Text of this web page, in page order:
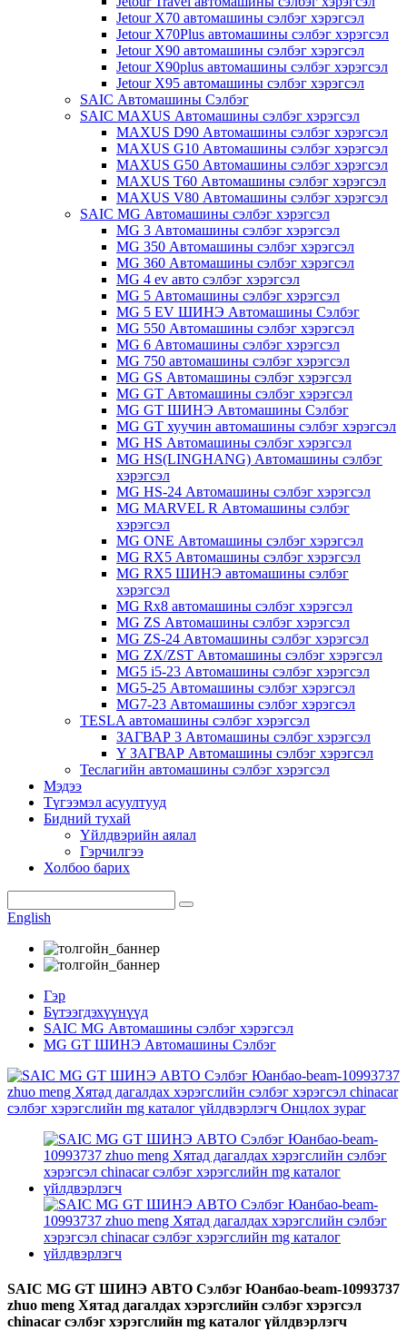
Jetour X70 автомашины сэлбэг хэрэгсэл
Jetour X70Plus автомашины сэлбэг хэрэгсэл
Jetour X90 автомашины сэлбэг хэрэгсэл
Jetour X90plus автомашины сэлбэг хэрэгсэл
Jetour X95 автомашины сэлбэг хэрэгсэл
SAIC Автомашины Сэлбэг
SAIC MAXUS Автомашины сэлбэг хэрэгсэл
MAXUS D90 Автомашины сэлбэг хэрэгсэл
MAXUS G10 Автомашины сэлбэг хэрэгсэл
MAXUS G50 Автомашины сэлбэг хэрэгсэл
MAXUS T60 Автомашины сэлбэг хэрэгсэл
MAXUS V80 Автомашины сэлбэг хэрэгсэл
SAIC MG Автомашины сэлбэг хэрэгсэл
MG 3 Автомашины сэлбэг хэрэгсэл
MG 350 Автомашины сэлбэг хэрэгсэл
MG 360 Автомашины сэлбэг хэрэгсэл
MG 4 ev авто сэлбэг хэрэгсэл
MG 5 Автомашины сэлбэг хэрэгсэл
MG 5 EV ШИНЭ Автомашины Сэлбэг
MG 550 Автомашины сэлбэг хэрэгсэл
MG 6 Автомашины сэлбэг хэрэгсэл
MG 750 автомашины сэлбэг хэрэгсэл
MG GS Автомашины сэлбэг хэрэгсэл
MG GT Автомашины сэлбэг хэрэгсэл
MG GT ШИНЭ Автомашины Сэлбэг
MG GT хуучин автомашины сэлбэг хэрэгсэл
MG HS Автомашины сэлбэг хэрэгсэл
MG HS(LINGHANG) Автомашины сэлбэг
хэрэгсэл
MG HS-24 Автомашины сэлбэг хэрэгсэл
MG MARVEL R Автомашины сэлбэг
хэрэгсэл
MG ONE Автомашины сэлбэг хэрэгсэл
MG RX5 Автомашины сэлбэг хэрэгсэл
MG RX5 ШИНЭ автомашины сэлбэг
хэрэгсэл
MG Rx8 автомашины сэлбэг хэрэгсэл
MG ZS Автомашины сэлбэг хэрэгсэл
MG ZS-24 Автомашины сэлбэг хэрэгсэл
MG ZX/ZST Автомашины сэлбэг хэрэгсэл
MG5 i5-23 Автомашины сэлбэг хэрэгсэл
MG5-25 Автомашины сэлбэг хэрэгсэл
MG7-23 Автомашины сэлбэг хэрэгсэл
TESLA автомашины сэлбэг хэрэгсэл
ЗАГВАР 3 Автомашины сэлбэг хэрэгсэл
Y ЗАГВАР Автомашины сэлбэг хэрэгсэл
Теслагийн автомашины сэлбэг хэрэгсэл
Мэдээ
Түгээмэл асуултууд
Бидний тухай
Үйлдвэрийн аялал
Гэрчилгээ
Холбоо барих
English
Гэр
Бүтээгдэхүүнүүд
SAIC MG Автомашины сэлбэг хэрэгсэл
MG GT ШИНЭ Автомашины Сэлбэг
SAIC MG GT ШИНЭ АВТО Сэлбэг Юанбао-beam-10993737
zhuo meng Хятад дагалдах хэрэгслийн сэлбэг хэрэгсэл
chinacar сэлбэг хэрэгслийн mg каталог үйлдвэрлэгч